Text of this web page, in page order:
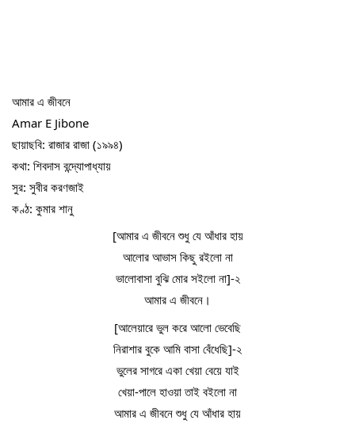
আমার এ জীবনে
Amar E Jibone
ছায়াছবি: রাজার রাজা (১৯৯৪)
কথা: শিবদাস বন্দ্যোপাধ্যায়
সুর: সুবীর করণজাই
কণ্ঠ: কুমার শানু
[আমার এ জীবনে শুধু যে আঁধার হায়
আলোর আভাস কিছু রইলো না
ভালোবাসা বুঝি মোর সইলো না]-২
আমার এ জীবনে।
[আলেয়ারে ভুল করে আলো ভেবেছি
নিরাশার বুকে আমি বাসা বেঁধেছি]-২
ভুলের সাগরে একা খেয়া বেয়ে যাই
খেয়া-পালে হাওয়া তাই বইলো না
আমার এ জীবনে শুধু যে আঁধার হায়